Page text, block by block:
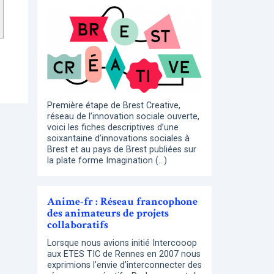
Première étape de Brest Creative,
réseau de l’innovation sociale ouverte,
voici les fiches descriptives d’une
soixantaine d’innovations sociales à
Brest et au pays de Brest publiées sur
la plate forme Imagination (…)
Anime-fr : Réseau francophone
des animateurs de projets
collaboratifs
Lorsque nous avions initié Intercooop
aux ETES TIC de Rennes en 2007 nous
exprimions l’envie d’interconnecter des